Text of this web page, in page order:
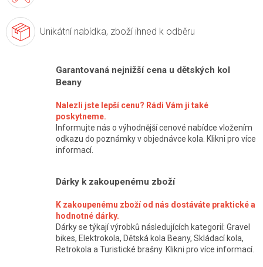
Unikátní nabídka, zboží ihned k odběru
Garantovaná nejnižší cena u dětských kol
Beany
Nalezli jste lepší cenu? Rádi Vám ji také
poskytneme.
Informujte nás o výhodnější cenové nabídce vložením
odkazu do poznámky v objednávce kola. Klikni pro více
informací.
Dárky k zakoupenému zboží
K zakoupenému zboží od nás dostáváte praktické a
hodnotné dárky.
Dárky se týkají výrobků následujících kategorií: Gravel
bikes, Elektrokola, Dětská kola Beany, Skládací kola,
Retrokola a Turistické brašny. Klikni pro více informací.